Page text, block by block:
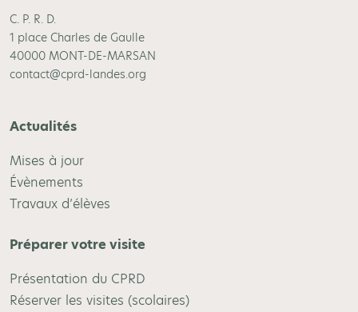
C. P. R. D.
1 place Charles de Gaulle
40000 MONT-DE-MARSAN
contact@cprd-landes.org
Actualités
Mises à jour
Évènements
Travaux d’élèves
Préparer votre visite
Présentation du CPRD
Réserver les visites (scolaires)